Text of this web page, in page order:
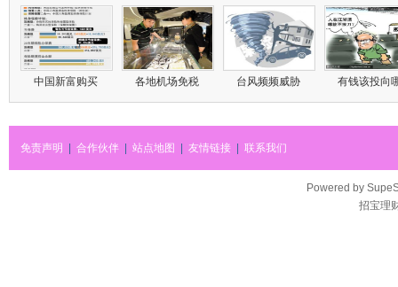
中国新富购买 各地机场免税 台风频频威胁 有钱该投向
免责声明 合作伙伴 站点地图 友情链接 联系我们
Powered by
招宝理